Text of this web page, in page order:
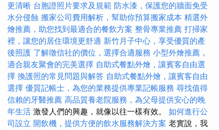
更清晰 台胞證照片要求及規範 防水漆，保護您的牆面免受
水分侵蝕 搬家公司費用解析，幫助你預算搬家成本 精選外
燴推薦，助您找到最適合的餐飲方案 整骨專業推薦 打掃家
裡，讓您的居住環境更舒適 新竹月子中心，享受優質的產
後照護 了解徵信社的價位，選擇合適服務 小型外燴推薦，
適合親友聚會的完美選擇 自助式餐點外燴，讓賓客自由選
擇 換護照的常見問題與解答 自助式餐點外燴，讓賓客自由
選擇 優質記帳士，為您的業務提供專業記帳服務 尋找值得
信賴的牙醫推薦 高品質養老院服務，為父母提供安心的晚
年生活 激發人們的興趣，就像以往一樣有效。 如何進行公
司設立 開飲機，提供方便的飲水服務解決方案 老實說，我